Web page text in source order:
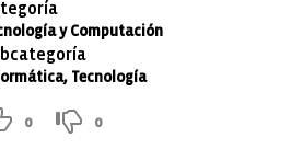
y Computación
Tecnología
0 0